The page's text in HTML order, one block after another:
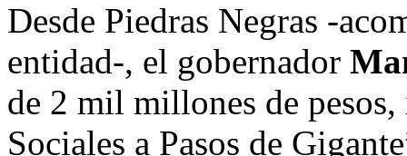
Desde Piedras Negras -
entidad-, el gobernador
de 2 mil millones de
Sociales a Pasos de